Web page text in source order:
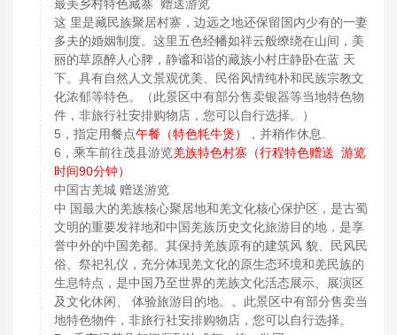
最美乡村特色藏寨 赠送游览
这 里是藏民族聚居村寨，边远之地还保留国内少有的一妻
多夫的婚姻制度。这里五色经幡如祥云般缭绕在山间，美
丽的草原醉人心脾，静谧和谐的藏族小村庄静卧在蓝 天
下。具有自然人文景观优美、民俗风情纯朴和民族宗教文
化浓郁等特色。（此景区中有部分售卖银器等当地特色物
件，非旅行社安排购物店，您可以自行选择。）
5，指定用餐点午餐（特色牦牛煲）
，并稍作休息.
6，乘车前往茂县游览羌族特色村寨（行程特色赠送 游览
时间90分钟）
中国古羌城 赠送游览
中 国最大的羌族核心聚居地和羌文化核心保护区，是古蜀
文明的重要发祥地和中国羌族历史文化旅游目的地，是享
誉中外的中国羌都。其保持羌族原有的建筑风 貌、民风民
俗、祭祀礼仪，充分体现羌文化的原生态环境和羌民族的
生息特点，是中国乃至世界的羌族文化活态展示、展演区
及文化休闲、 体验旅游目的地。。此景区中有部分售卖当
地特色物件，非旅行社安排购物店，您可以自行选择。